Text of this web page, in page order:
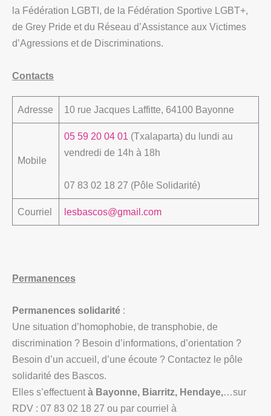
la Fédération LGBTI, de la Fédération Sportive LGBT+,
de Grey Pride et du Réseau d’Assistance aux Victimes
d’Agressions et de Discriminations.
Contacts
Adresse 10 rue Jacques Laffitte, 64100 Bayonne
Mobile
05 59 20 04 01 (Txalaparta) du lundi au
vendredi de 14h à 18h
07 83 02 18 27 (Pôle Solidarité)
Courriel lesbascos@gmail.com
Permanences
Permanences solidarité :
Une situation d’homophobie, de transphobie, de
discrimination ? Besoin d’informations, d’orientation ?
Besoin d’un accueil, d’une écoute ? Contactez le pôle
solidarité des Bascos.
Elles s’effectuent à Bayonne, Biarritz, Hendaye,…sur
RDV : 07 83 02 18 27 ou par courriel à